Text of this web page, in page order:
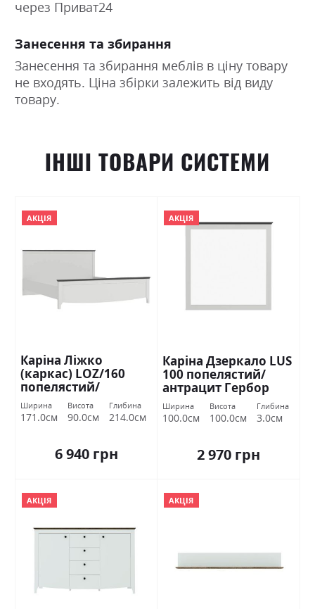
через Приват24
Занесення та збирання
Занесення та збирання меблів в ціну товару
не входять. Ціна збірки залежить від виду
товару.
ІНШІ ТОВАРИ СИСТЕМИ
АКЦІЯ
Каріна Ліжко
(каркас) LOZ/160
попелястий/
антрацит Гербор
Ширина
171.0см
Висота
90.0см
Глибина
214.0см
6 940 грн
АКЦІЯ
Каріна Дзеркало LUS
100 попелястий/
антрацит Гербор
Ширина
100.0см
Висота
100.0см
Глибина
3.0см
2 970 грн
АКЦІЯ АКЦІЯ